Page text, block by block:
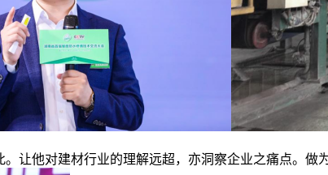
他对建材行业的理解远超，亦洞察企业之痛点。做